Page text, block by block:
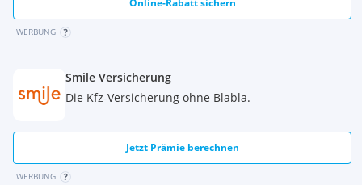
Tagfahrlichtschaltung
elektr. Fensterheber
Online-Rabatt sichern
WERBUNG
Smile Versicherung
Die Kfz-Versicherung ohne Blabla.
Jetzt Prämie berechnen
WERBUNG